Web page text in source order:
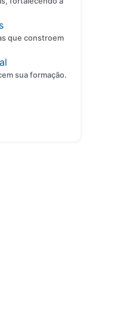
que constroem
sua formação.